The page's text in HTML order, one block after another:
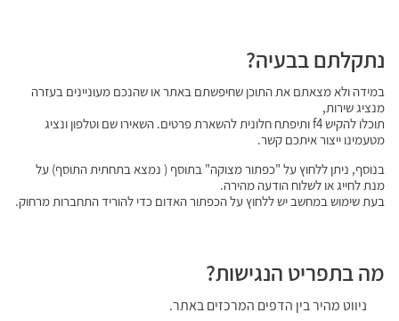
נתקלתם בבעיה?
במידה ולא מצאתם את התוכן שחיפשתם באתר או שהנכם מעוניינים בעזרה
מנציג שירות,
תוכלו להקיש f4 ותיפתח חלונית להשארת פרטים. השאירו שם וטלפון ונציג
מטעמינו ייצור איתכם קשר.
בנוסף, ניתן ללחוץ על "כפתור מצוקה" בתוסף ( נמצא בתחתית התוסף) על
מנת לחייג או לשלוח הודעה מהירה.
בעת שימוש במחשב יש ללחוץ על הכפתור האדום כדי להוריד התחברות מרחוק.
מה בתפריט הנגישות?
ניווט מהיר בין הדפים המרכזים באתר.